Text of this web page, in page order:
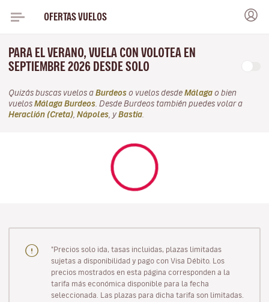
OFERTAS VUELOS
PARA EL VERANO, VUELA CON VOLOTEA EN
SEPTIEMBRE 2026 DESDE SOLO
Quizás buscas vuelos a Burdeos o vuelos desde Málaga o bien
vuelos Málaga Burdeos . Desde Burdeos también puedes volar a
Heraclión (Creta) Nápoles , y Bastia
"Precios solo ida, tasas incluidas, plazas limitadas
sujetas a disponibilidad y pago con Visa Débito. Los
precios mostrados en esta página corresponden a la
tarifa más económica disponible para la fecha
seleccionada. Las plazas para dicha tarifa son limitadas.